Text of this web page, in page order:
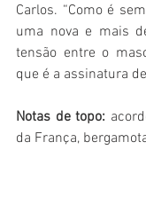
Carlos. “Como é
uma nova e mais
tensão entre o
que é a assinatura de
Notas de topo:
da França,